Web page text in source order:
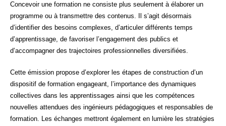
Concevoir une formation ne consiste plus seulement à élaborer un
programme ou à transmettre des contenus. Il s’agit désormais
d’identifier des besoins complexes, d’articuler différents temps
d’apprentissage, de favoriser l’engagement des publics et
d’accompagner des trajectoires professionnelles diversifiées.
Cette émission propose d’explorer les étapes de construction d’un
dispositif de formation engageant, l’importance des dynamiques
collectives dans les apprentissages ainsi que les compétences
nouvelles attendues des ingénieurs pédagogiques et responsables de
formation. Les échanges mettront également en lumière les stratégies